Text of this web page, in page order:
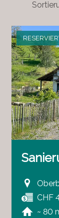
CHF
~ 80